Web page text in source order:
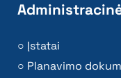
Įstatai
Planavimo